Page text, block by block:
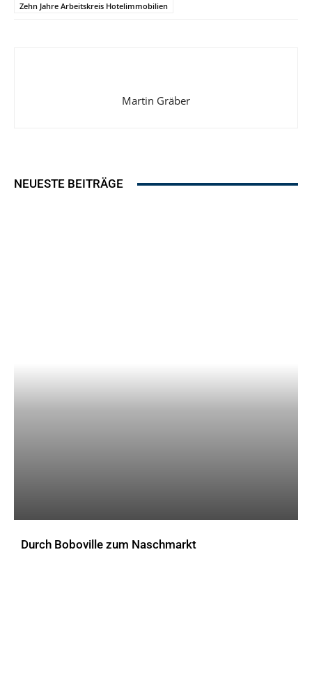
Zehn Jahre Arbeitskreis Hotelimmobilien
Martin Gräber
NEUESTE BEITRÄGE
Durch Boboville zum Naschmarkt